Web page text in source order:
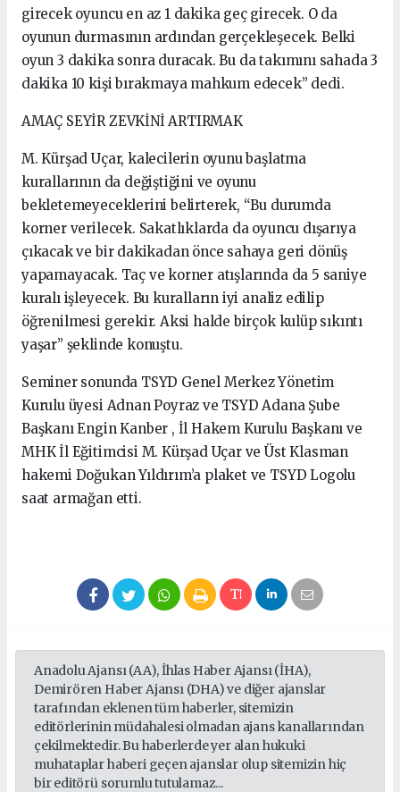
girecek oyuncu en az 1 dakika geç girecek. O da
oyunun durmasının ardından gerçekleşecek. Belki
oyun 3 dakika sonra duracak. Bu da takımını sahada 3
dakika 10 kişi bırakmaya mahkum edecek” dedi.
AMAÇ SEYİR ZEVKİNİ ARTIRMAK
M. Kürşad Uçar, kalecilerin oyunu başlatma
kurallarının da değiştiğini ve oyunu
bekletemeyeceklerini belirterek, “Bu durumda
korner verilecek. Sakatlıklarda da oyuncu dışarıya
çıkacak ve bir dakikadan önce sahaya geri dönüş
yapamayacak. Taç ve korner atışlarında da 5 saniye
kuralı işleyecek. Bu kuralların iyi analiz edilip
öğrenilmesi gerekir. Aksi halde birçok kulüp sıkıntı
yaşar” şeklinde konuştu.
Seminer sonunda TSYD Genel Merkez Yönetim
Kurulu üyesi Adnan Poyraz ve TSYD Adana Şube
Başkanı Engin Kanber , İl Hakem Kurulu Başkanı ve
MHK İl Eğitimcisi M. Kürşad Uçar ve Üst Klasman
hakemi Doğukan Yıldırım’a plaket ve TSYD Logolu
saat armağan etti.
Anadolu Ajansı (AA), İhlas Haber Ajansı (İHA),
Demirören Haber Ajansı (DHA) ve diğer ajanslar
tarafından eklenen tüm haberler, sitemizin
editörlerinin müdahalesi olmadan ajans kanallarından
çekilmektedir. Bu haberlerde yer alan hukuki
muhataplar haberi geçen ajanslar olup sitemizin hiç
bir editörü sorumlu tutulamaz...